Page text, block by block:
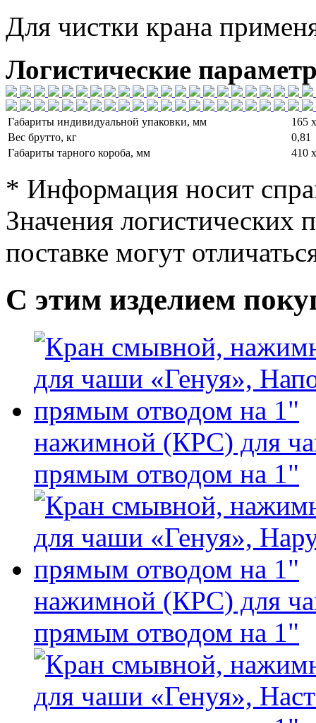
Для чистки крана
Логистические
Габариты индивидуальной упаковки, мм
165
Вес брутто, кг
0,81
Габариты тарного короба, мм
410
* Информация носит
Значения логистических
поставке могут
С этим изделием
нажимной (КРС) для
прямым отводом на 1"
нажимной (КРС) для
прямым отводом на 1"